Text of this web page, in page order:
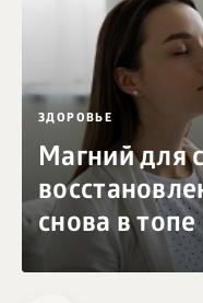
ЗДОРОВЬЕ
Магний для
снова в топе